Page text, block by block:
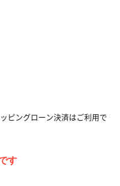
ピングローン決済はご利用で
す